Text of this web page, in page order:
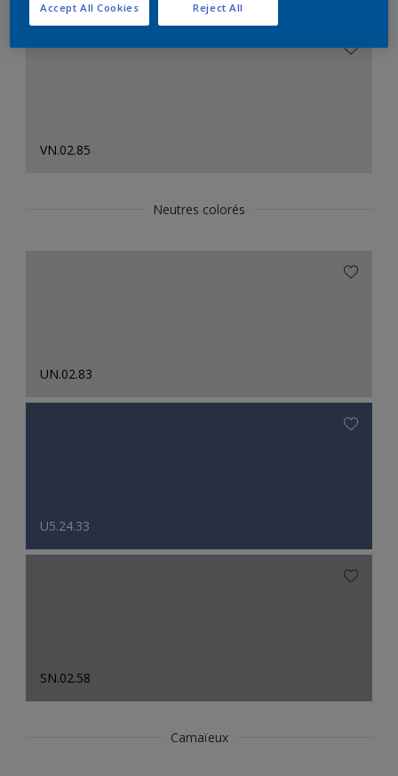
VN.02.85
Neutres colorés
UN.02.83
U5.24.33
SN.02.58
Camaïeux
Reject All
Accept All Cookies